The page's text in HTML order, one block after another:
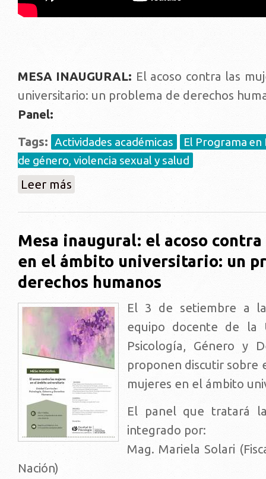
MESA INAUGURAL: El acoso contra las
universitario: un problema de derechos
Panel:
Tags: Actividades académicas
El Programa en
de género, violencia sexual y salud
Leer más
Mesa inaugural: el acoso
en el ámbito universitario: un
derechos humanos
El 3 de setiembre a
equipo docente de la
Psicología, Género y
proponen discutir sobre
mujeres en el ámbito
El panel que tratará
integrado por:
Mag. Mariela Solari
Nación)